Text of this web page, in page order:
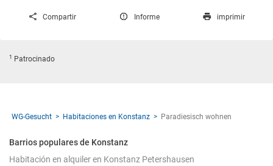
Compartir Informe imprimir
1 Patrocinado
WG-Gesucht Habitaciones en Konstanz Paradiesisch wohnen
Barrios populares de Konstanz
Habitación en alquiler en Konstanz Petershausen